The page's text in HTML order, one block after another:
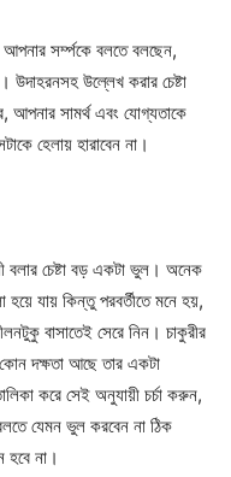
আপনার সর্ম্পকে বলতে বলছেন,
উল্লেখ করার চেষ্টা
আপনার সামর্থ এবং যোগ্যতাকে
হেলায় হারাবেন না।
বলার চেষ্টা বড় একটা ভুল। অনেক
যায় কিন্তু পরবর্তীতে মনে হয়,
বাসাতেই সেরে নিন। চাকুরীর
দক্ষতা আছে তার একটা
করে সেই অনুযায়ী চর্চা করুন,
যেমন ভুল করবেন না ঠিক
না।